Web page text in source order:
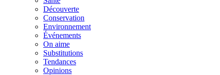
Découverte
Conservation
Environnement
Événements
On aime
Substitutions
Tendances
Opinions